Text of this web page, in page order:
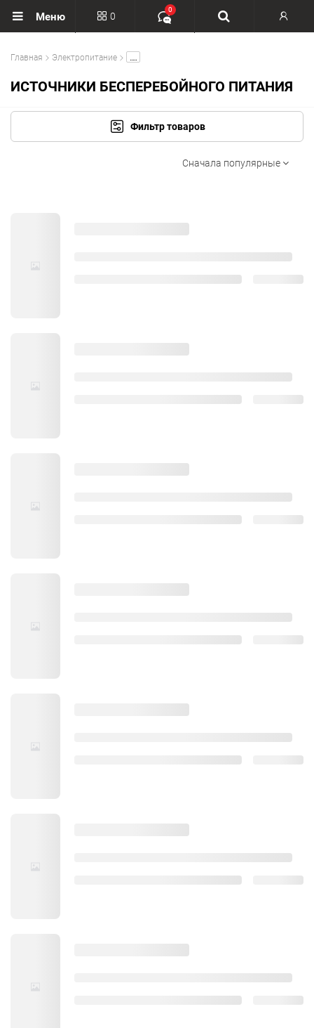
Меню 0
0
Главная Электропитание
ИСТОЧНИКИ БЕСПЕРЕБОЙНОГО ПИТАНИЯ
Фильтр товаров
Сначала популярные